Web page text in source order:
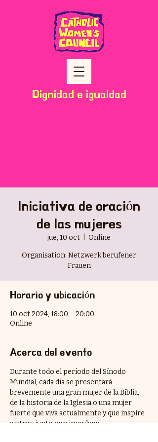
Dignidad e igualdad
Iniciativa de oración
de las mujeres
jue, 10 oct Online
Organisation: Netzwerk berufener
Frauen
Horario y ubicación
10 oct 2024, 18:00 – 20:00
Online
Acerca del evento
Durante todo el período del Sínodo
Mundial, cada día se presentará
brevemente una gran mujer de la Biblia,
de la historia de la Iglesia o una mujer
fuerte que viva actualmente y que inspire
a otras, junto con impulsos,